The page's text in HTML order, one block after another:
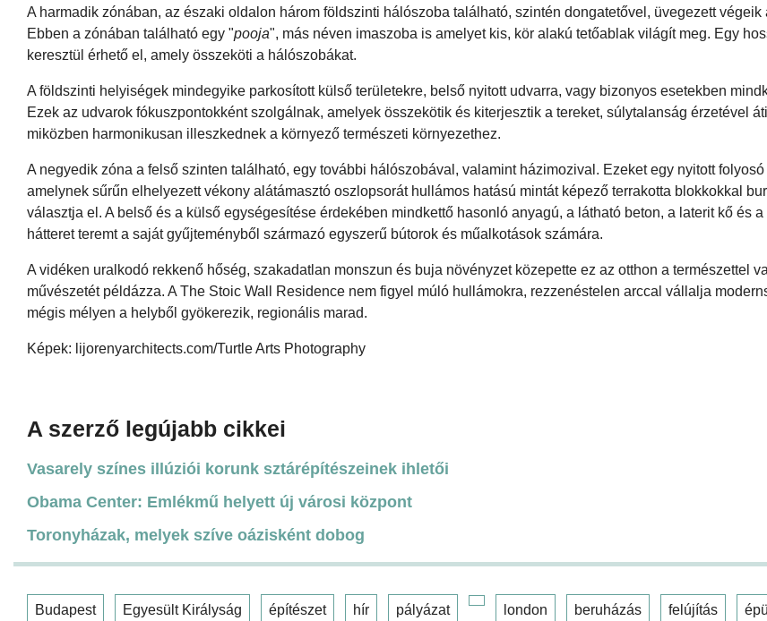
A harmadik zónában, az északi oldalon három földszinti hálószoba található, szintén dongatetővel, üvegezett végeik
Ebben a zónában található egy "pooja", más néven imaszoba is amelyet kis, kör alakú tetőablak világít meg. Egy
keresztül érhető el, amely összeköti a hálószobákat.
A földszinti helyiségek mindegyike parkosított külső területekre, belső nyitott udvarra, vagy bizonyos esetekben
Ezek az udvarok fókuszpontokként szolgálnak, amelyek összekötik és kiterjesztik a tereket, súlytalanság érzetével
miközben harmonikusan illeszkednek a környező természeti környezethez.
A negyedik zóna a felső szinten található, egy további hálószobával, valamint házimozival. Ezeket egy nyitott
amelynek sűrűn elhelyezett vékony alátámasztó oszlopsorát hullámos hatású mintát képező terrakotta blokkokkal
választja el. A belső és a külső egységesítése érdekében mindkettő hasonló anyagú, a látható beton, a laterit kő és
hátteret teremt a saját gyűjteményből származó egyszerű bútorok és műalkotások számára.
A vidéken uralkodó rekkenő hőség, szakadatlan monszun és buja növényzet közepette ez az otthon a természettel
művészetét példázza. A The Stoic Wall Residence nem figyel múló hullámokra, rezzenéstelen arccal vállalja
mégis mélyen a helyből gyökerezik, regionális marad.
Képek: lijorenyarchitects.com/Turtle Arts Photography
A szerző legújabb cikkei
Vasarely színes illúziói korunk sztárépítészeinek ihletői
Obama Center: Emlékmű helyett új városi központ
Toronyházak, melyek szíve oázisként dobog
Budapest Egyesült Királyság építészet hír pályázat london beruházás felújítás